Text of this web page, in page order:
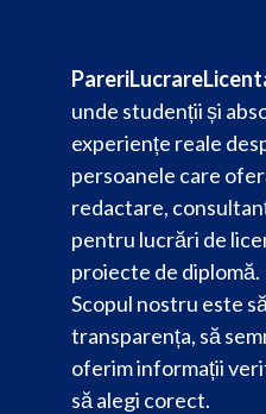
unde studenții și
experiențe reale
persoanele care
redactare,
pentru lucrări de
proiecte de diplomă.
Scopul nostru este
transparența, să
oferim informații
să alegi corect.